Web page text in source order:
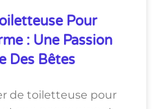
Pour
: Une Passion
Des Bêtes
de toiletteuse pour